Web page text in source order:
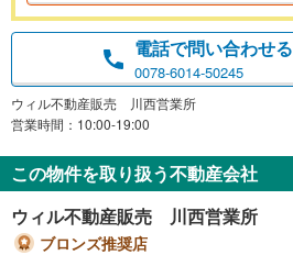
電話で問い合わせる
0078-6014-50245
ウィル不動産販売 川西営業所
営業時間：10:00-19:00
この物件を取り扱う不動産会社
ウィル不動産販売 川西営業所
ブロンズ推奨店